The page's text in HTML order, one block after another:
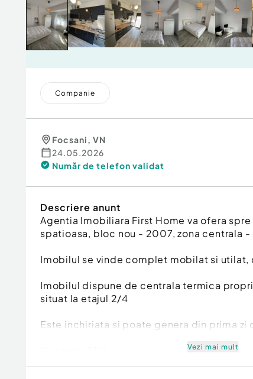
Companie
Focsani, VN
24.05.2026
Număr de telefon validat
Descriere anunt
Agentia Imobiliara First Home va ofera spre
spatioasa, bloc nou - 2007, zona centrala
Imobilul se vinde complet mobilat si utilat,
Imobilul dispune de centrala termica
situat la etajul 2/4
Este inchiriata si poate genera din prima
Vezi mai mult